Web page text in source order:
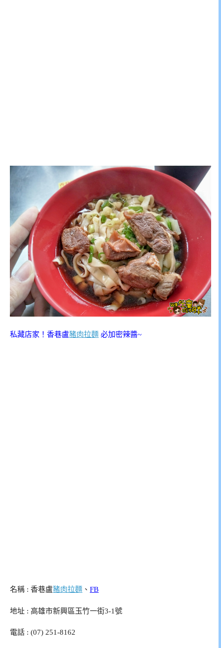
私藏店家！香巷盧豬肉拉麵 必加密辣醬~
名稱 : 香巷盧豬肉拉麵 、 FB
地址 : 高雄市新興區玉竹一街3-1號
電話 : (07) 251-8162